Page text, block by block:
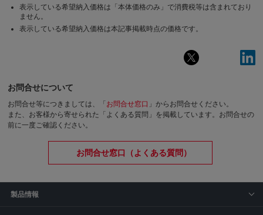
表示している希望納入価格は「本体価格のみ」で消費税等は含まれており
ません。
表示している希望納入価格は本記事掲載時点の価格です。
お問合せについて
お問合せ等につきましては、「 お問合せ窓口 」からお問合せください。
また、お客様から寄せられた「よくある質問」を掲載しています。お問合せの
前に一度ご確認ください。
お問合せ窓口（よくある質問）
製品情報